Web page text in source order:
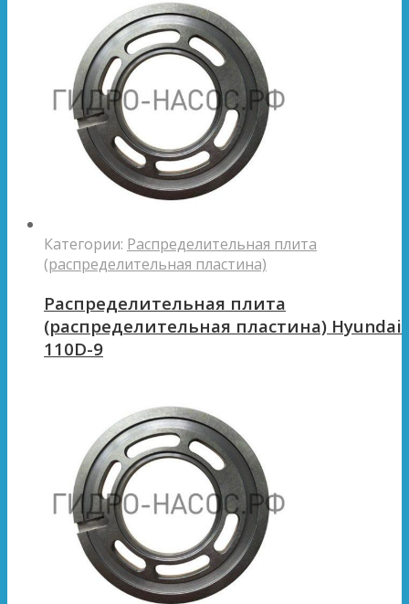
Категории: Распределительная плита
(распределительная пластина)
Распределительная плита
(распределительная пластина) Hyundai
110D-9